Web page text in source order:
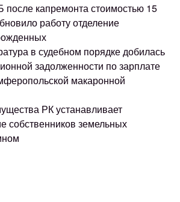
капремонта стоимостью 15
работу отделение
в судебном порядке добилась
задолженности по зарплате
макаронной
РК устанавливает
собственников земельных